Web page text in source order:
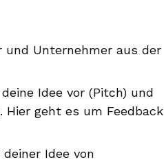
Unternehmer aus der
Idee vor (Pitch) und
geht es um Feedback
Idee von